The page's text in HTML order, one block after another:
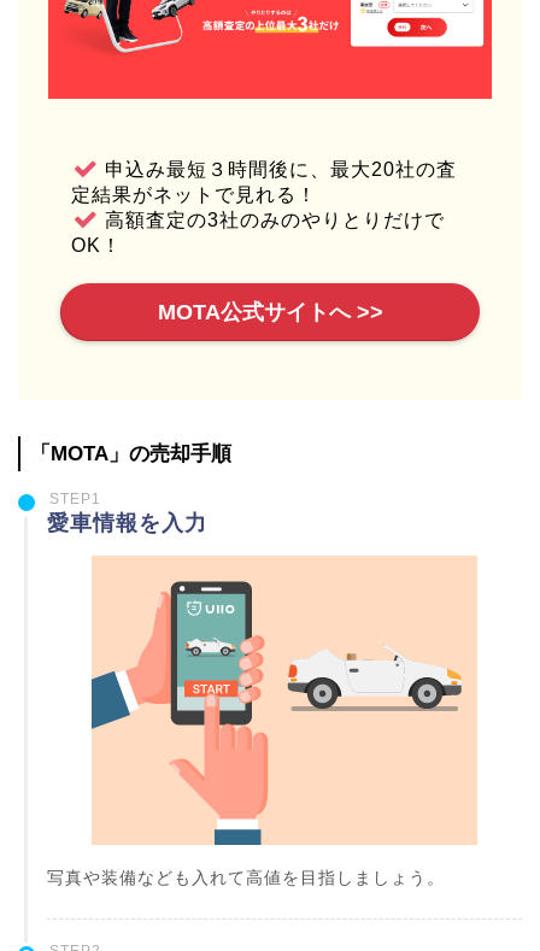
申込み最短３時間後に、最大20社の査
定結果がネットで見れる！
高額査定の3社のみのやりとりだけで
OK！
MOTA公式サイトへ >>
「MOTA」の売却手順
STEP1
愛車情報を入力
写真や装備なども入れて高値を目指しましょう。